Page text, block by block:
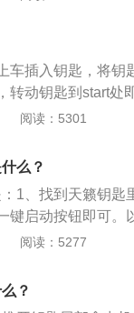
架是麦弗逊式独立
发动机，最大马力
车插入钥匙，将钥
转动钥匙到start处
是：4753mm、
悬架是多连杆式
大功率是85kw，
阅读：5301
么？
1、找到天籁钥匙
键启动按钮即可。
1850mm、
是无级变速箱。
阅读：5277
？